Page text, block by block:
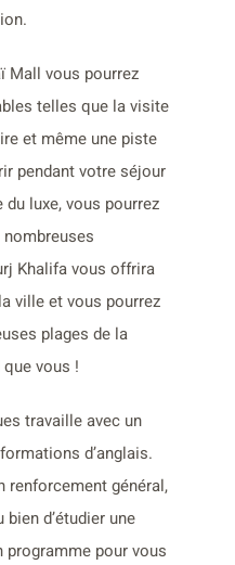
Mall vous pourrez
telles que la visite
et même une piste
pendant votre séjour
luxe, vous pourrez
Khalifa vous offrira
ville et vous pourrez
plages de la
vous !
travaille avec un
d’anglais.
renforcement général,
d’étudier une
pour vous